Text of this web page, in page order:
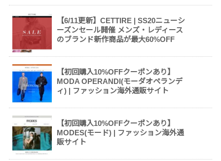
【6/11更新】CETTIRE | SS20ニューシ
ーズンセール開催 メンズ・レディース
のブランド新作商品が最大60%OFF
【初回購入10%OFFクーポンあり】
MODA OPERANDI(モーダオペランデ
ィ) | ファッション海外通販サイト
【初回購入10%OFFクーポンあり】
MODES(モード) | ファッション海外通
販サイト